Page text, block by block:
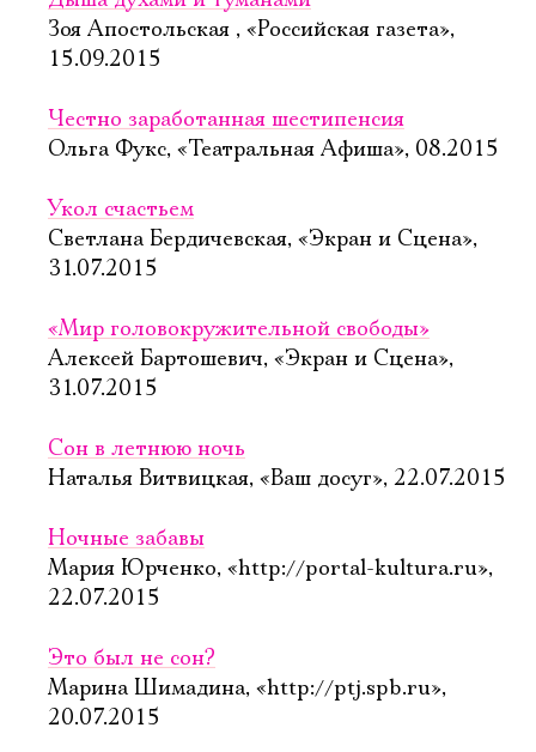
Зоя Апостольская , «Российская газета»,
15.09.2015
Честно заработанная шестипенсия
Ольга Фукс, «Театральная Афиша», 08.2015
Укол счастьем
Светлана Бердичевская, «Экран и Сцена»,
31.07.2015
«Мир головокружительной свободы»
Алексей Бартошевич, «Экран и Сцена»,
31.07.2015
Сон в летнюю ночь
Наталья Витвицкая, «Ваш досуг», 22.07.2015
Ночные забавы
Мария Юрченко, «http://portal-kultura.ru»,
22.07.2015
Это был не сон?
Марина Шимадина, «http://ptj.spb.ru»,
20.07.2015